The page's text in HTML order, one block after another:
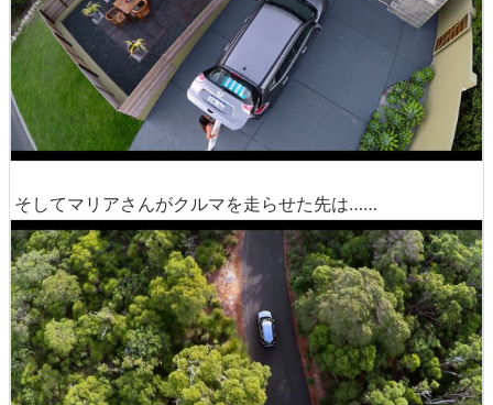
そしてマリアさんがクルマを走らせた先は……